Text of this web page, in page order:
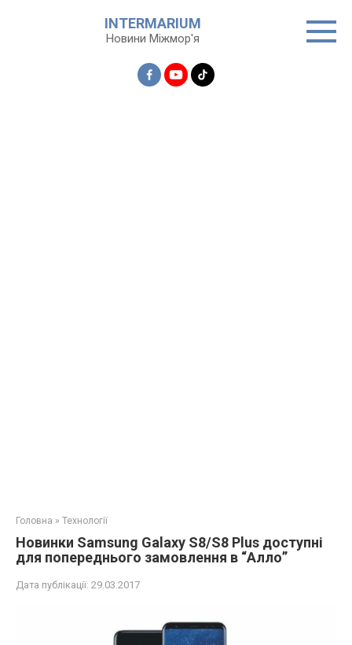
INTERMARIUM
Новини Міжмор'я
Головна » Технології
Новинки Samsung Galaxy S8/S8 Plus доступні
для попереднього замовлення в “Алло”
Дата публікації: 29.03.2017